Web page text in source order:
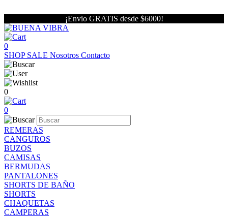
¡Envio GRATIS desde $6000!
0
SHOP SALE Nosotros Contacto
0
0
REMERAS
CANGUROS
BUZOS
CAMISAS
BERMUDAS
PANTALONES
SHORTS DE BAÑO
SHORTS
CHAQUETAS
CAMPERAS